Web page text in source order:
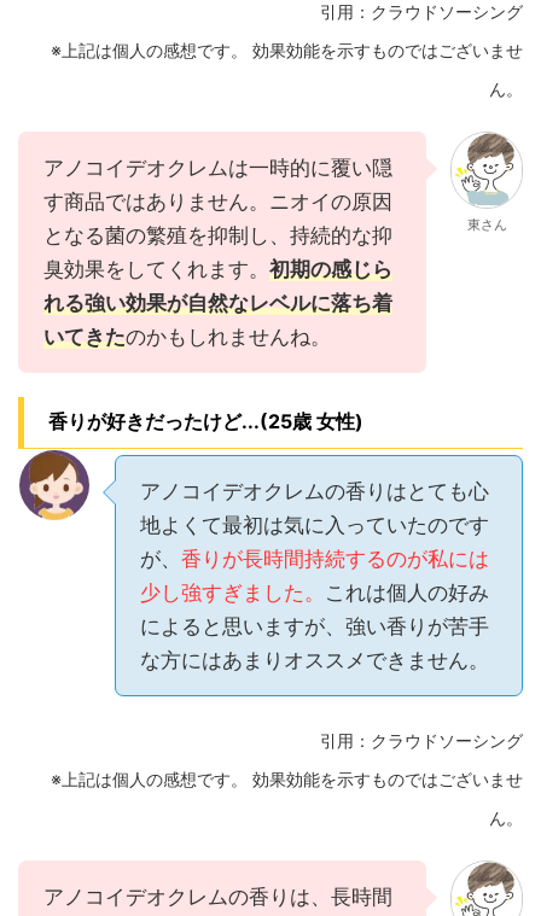
引用：クラウドソーシング
※上記は個人の感想です。 効果効能を示すものではございませ
ん。
アノコイデオクレムは一時的に覆い隠
す商品ではありません。ニオイの原因
となる菌の繁殖を抑制し、持続的な抑
臭効果をしてくれます。 初期の感じら
れる強い効果が自然なレベルに落ち着
いてきたのかもしれませんね。
東さん
香りが好きだったけど...(25歳 女性)
アノコイデオクレムの香りはとても心
地よくて最初は気に入っていたのです
が、 香りが長時間持続するのが私には
少し強すぎました。 これは個人の好み
によると思いますが、強い香りが苦手
な方にはあまりオススメできません。
引用：クラウドソーシング
※上記は個人の感想です。 効果効能を示すものではございませ
ん。
アノコイデオクレムの香りは、長時間